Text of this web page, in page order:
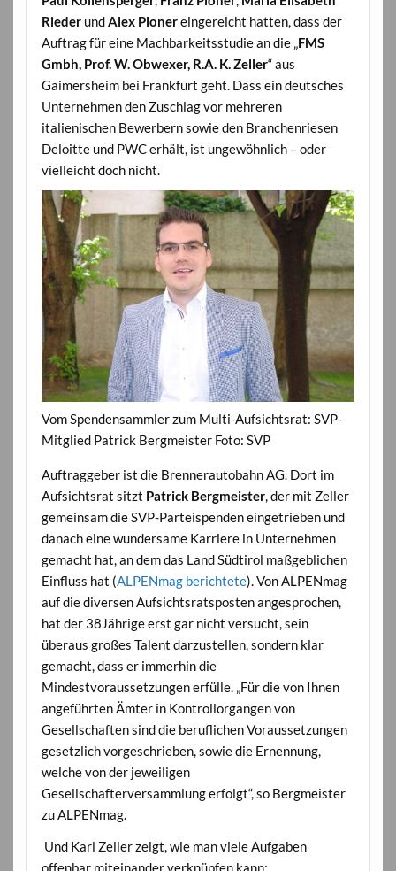
RiederundAlex Plonereingereicht hatten, dass der
Auftrag für eine Machbarkeitsstudie an die „FMS
Gmbh, Prof. W. Obwexer, R.A. K. Zeller“ aus
Gaimersheim bei Frankfurt geht. Dass ein deutsches
Unternehmen den Zuschlag vor mehreren
italienischen Bewerbern sowie den Branchenriesen
Deloitte und PWC erhält, ist ungewöhnlich – oder
vielleicht doch nicht.
Vom Spendensammler zum Multi-Aufsichtsrat: SVP-
Mitglied Patrick Bergmeister Foto: SVP
Auftraggeber ist die Brennerautobahn AG. Dort im
Aufsichtsrat sitzt Patrick Bergmeister, der mit Zeller
gemeinsam die SVP-Parteispenden eingetrieben und
danach eine wundersame Karriere in Unternehmen
gemacht hat, an dem das Land Südtirol maßgeblichen
Einfluss hat (ALPENmag berichtete). Von ALPENmag
auf die diversen Aufsichtsratsposten angesprochen,
hat der 38Jährige erst gar nicht versucht, sein
überaus großes Talent darzustellen, sondern klar
gemacht, dass er immerhin die
Mindestvoraussetzungen erfülle. „Für die von Ihnen
angeführten Ämter in Kontrollorgangen von
Gesellschaften sind die beruflichen Voraussetzungen
gesetzlich vorgeschrieben, sowie die Ernennung,
welche von der jeweiligen
Gesellschafterversammlung erfolgt“, so Bergmeister
zu ALPENmag.
Und Karl Zeller zeigt, wie man viele Aufgaben
offenbar miteinander verknüpfen kann: